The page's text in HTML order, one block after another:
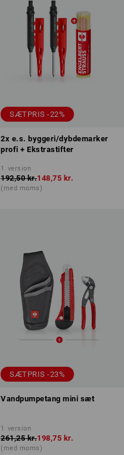
SÆTPRIS -22%
2x e.s. byggeri/dybdemarker
profi + Ekstrastifter
1 version
192,50 kr.148,75 kr.
(med moms)
SÆTPRIS -23%
Vandpumpetang mini sæt
1 version
261,25 kr.198,75 kr.
(med moms)